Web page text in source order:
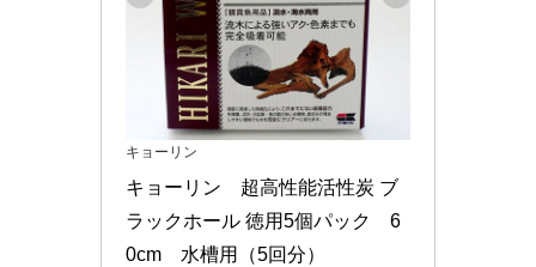
キョーリン
キョーリン　超高性能活性炭 ブ
ラックホール 徳用5個パック　6
0cm　水槽用（5回分）